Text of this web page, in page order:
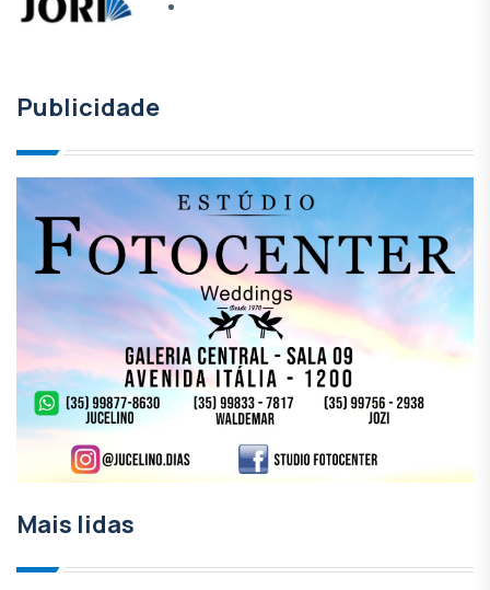
Publicidade
Mais lidas